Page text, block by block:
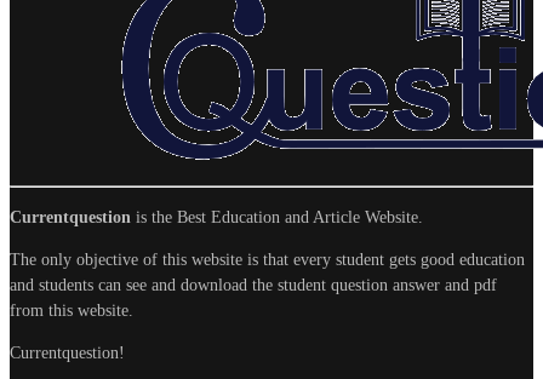
Currentquestion is the Best Education and Article Website.
The only objective of this website is that every student gets good education
and students can see and download the student question answer and pdf
from this website.
Currentquestion!